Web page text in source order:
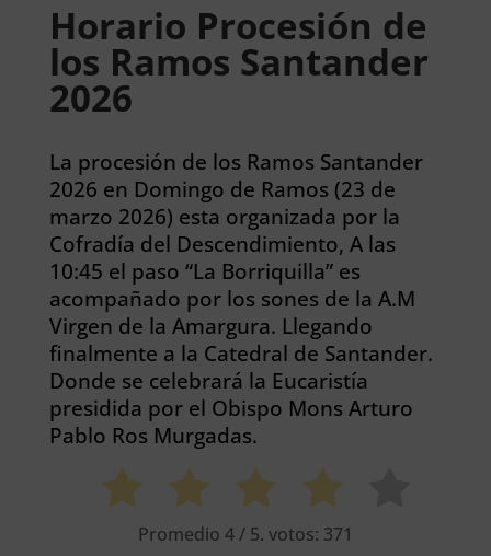
Horario Procesión de
los Ramos Santander
2026
La procesión de los Ramos Santander
2026 en Domingo de Ramos (23 de
marzo 2026) esta organizada por la
Cofradía del Descendimiento, A las
10:45 el paso “La Borriquilla” es
acompañado por los sones de la A.M
Virgen de la Amargura. Llegando
finalmente a la Catedral de Santander.
Donde se celebrará la Eucaristía
presidida por el Obispo Mons Arturo
Pablo Ros Murgadas.
Promedio 4/ 5. votos: 371